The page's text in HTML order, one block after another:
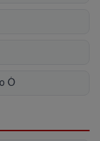
Ó